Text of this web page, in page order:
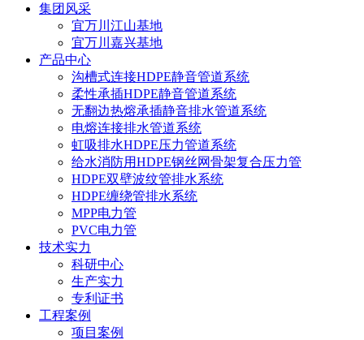
集团风采
宜万川江山基地
宜万川嘉兴基地
产品中心
沟槽式连接HDPE静音管道系统
柔性承插HDPE静音管道系统
无翻边热熔承插静音排水管道系统
电熔连接排水管道系统
虹吸排水HDPE压力管道系统
给水消防用HDPE钢丝网骨架复合压力管
HDPE双壁波纹管排水系统
HDPE缠绕管排水系统
MPP电力管
PVC电力管
技术实力
科研中心
生产实力
专利证书
工程案例
项目案例